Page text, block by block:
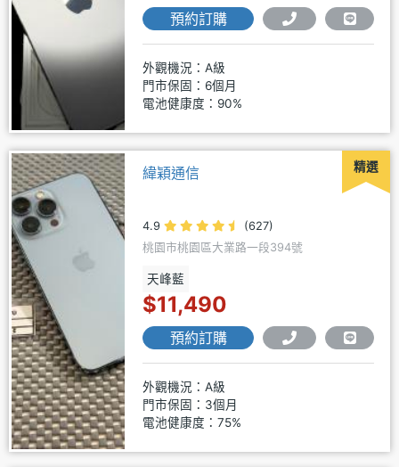
預約訂購
外觀機況：A級
門市保固：6個月
電池健康度：90%
精選
緯穎通信
4.9
(627)
桃園市桃園區大業路一段394號
天峰藍
$11,490
預約訂購
外觀機況：A級
門市保固：3個月
電池健康度：75%